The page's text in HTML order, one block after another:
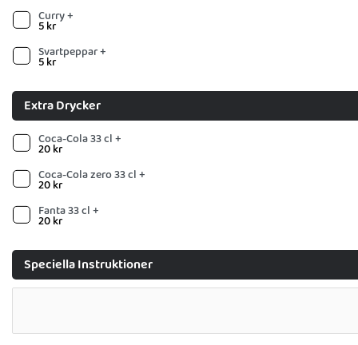
Curry +
5kr
Svartpeppar +
5kr
Extra Drycker
Coca-Cola 33 cl +
20kr
Coca-Cola zero 33 cl +
20kr
Fanta 33 cl +
20kr
Speciella Instruktioner